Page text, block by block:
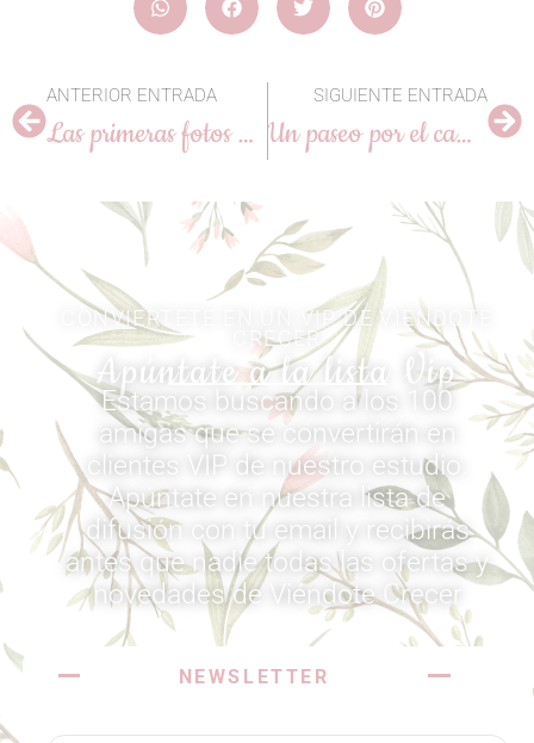
ANTERIOR ENTRADA
Las primeras fotos de Leo de Muxía
SIGUIENTE ENTRADA
Un paseo por el campo con Tiago y Emilia
CONVIERTETE EN UN VIP DE VIÉNDOTE
CRECER
Apúntate a la lista Vip
Estamos buscando a los 100
amigas que se convertirán en
clientes VIP de nuestro estudio.
Apúntate en nuestra lista de
difusión con tu email y recibirás
antes que nadie todas las ofertas y
novedades de Viéndote Crecer​
NEWSLETTER